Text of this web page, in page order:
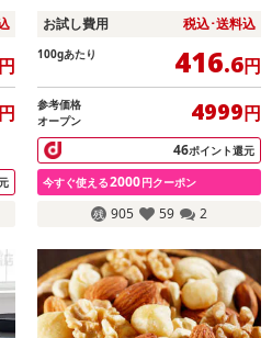
円
円
お試し費用 税込･送料込
100gあたり 416.6円
参考価格
オープン
4999円
46ポイント還元
今すぐ使える2000円クーポン
905 59 2